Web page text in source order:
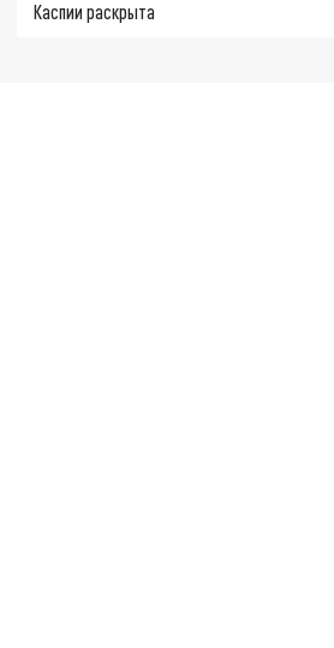
Каспии раскрыта